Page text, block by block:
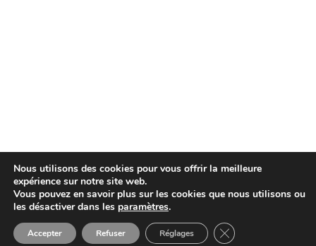
Nous utilisons des cookies pour vous offrir la meilleure
expérience sur notre site web.
Vous pouvez en savoir plus sur les cookies que nous utilisons ou
les désactiver dans les paramètres.
Accepter Refuser Réglages Close GDPR Cookie